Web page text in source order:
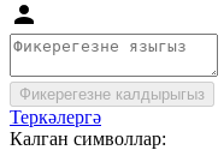
Фикерегезне калдырыгыз
Теркәлергә
Калган символлар: